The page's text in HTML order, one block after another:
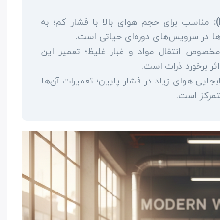
مناسب برای حجم هوای بالا با فشار کم؛ به
در سرویس‌های دوره‌ای حیاتی است.
انتقال مواد و غبار غلیظ؛ تعمیر این
برخورد ذرات است.
هوای زیاد در فشار پایین؛ تعمیرات آن‌ها
است.